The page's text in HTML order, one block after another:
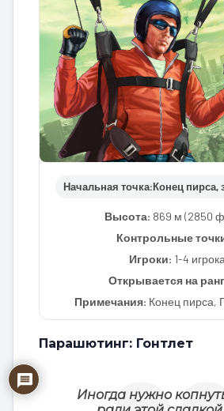
Начальная точка:Конец пирса,
Высота: 869 м (2850
Контрольные
Игроки: 1-4 игрока
Открывается на
Примечания: Конец пирса,
Парашютинг: Гонтлет
Иногда нужно